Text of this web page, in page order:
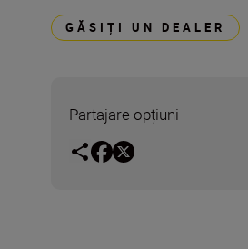
GĂSIȚI UN DEALER
Partajare opțiuni